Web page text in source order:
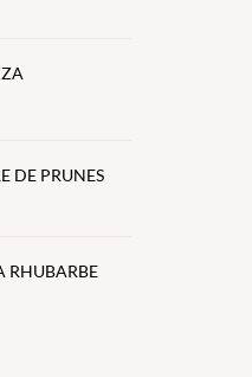
DE PRUNES
RHUBARBE